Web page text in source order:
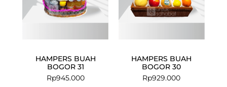
HAMPERS BUAH
BOGOR 31
Rp945.000
HAMPERS BUAH
BOGOR 30
Rp929.000